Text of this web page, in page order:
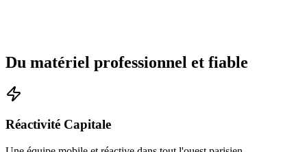
Du matériel professionnel et fiable
Réactivité Capitale